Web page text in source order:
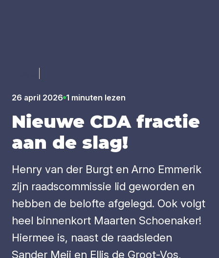
26 april 2026 1 minuten lezen
Nieu­we CDAfrac­tie
aan de slag!
Henry van der Burgt en Arno Emmerik
zijn raadscommissie lid geworden en
hebben de belofte afgelegd. Ook volgt
heel binnenkort Maarten Schoenaker!
Hiermee is, naast de raadsleden
Sander Meij en Ellis de Groot-Vos,